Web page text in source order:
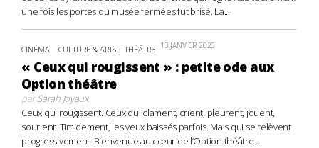
une fois les portes du musée fermées fut brisé. La...
CINÉMA CULTURE & ARTS THÉÂTRE 13 JANVIER 2025
« Ceux qui rougissent » : petite ode aux
Option théâtre
parSarah Joyaux
Ceux qui rougissent. Ceux qui clament, crient, pleurent, jouent,
sourient. Timidement, les yeux baissés parfois. Mais qui se relèvent
progressivement. Bienvenue au cœur de l’Option théâtre....